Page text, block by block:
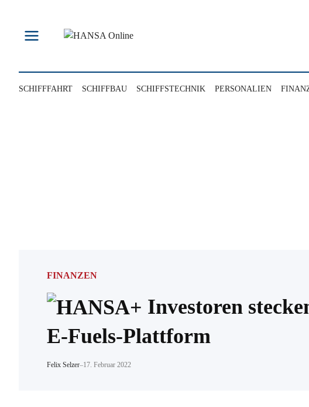
springen
SCHIFFFAHRT SCHIFFBAU SCHIFFSTECHNIK PERSONALIEN
FINANZEN
Investoren
E-Fuels-Plattform
Felix Selzer–17. Februar 2022